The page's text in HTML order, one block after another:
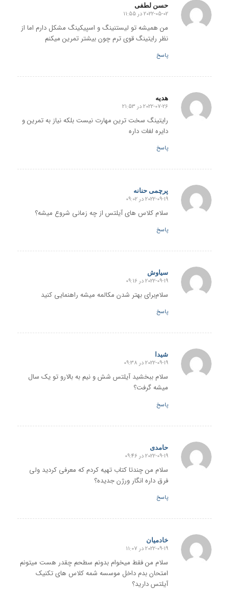
حسن لطفی
گفته:
2022-05-02 در 11:55
من همیشه تو لیستنینگ و اسپیکینگ مشکل دارم اما از
نظر رایتینگ قوی ترم چون بیشتر تمرین میکنم
پاسخ
هدیه
گفته:
2022-07-26 در 21:53
رایتینگ سخت ترین مهارت نیست بلکه نیاز به تمرین و
دایره لغات داره
پاسخ
پرچمی حنانه
گفته:
2022-09-19 در 09:02
سلام کلاس های آیلتس از چه زمانی شروع میشه؟
پاسخ
سیاوش
گفته:
2022-09-19 در 09:16
سلام‌برای بهتر شدن مکالمه میشه راهنمایی کنید
پاسخ
شیدا
گفته:
2022-09-19 در 09:38
سلام ببخشید آیلتس شش و نیم به بالارو تو یک سال
میشه گرفت؟
پاسخ
حامدی
گفته:
2022-09-19 در 09:46
سلام من چندتا کتاب تهیه کردم که معرفی کردید ولی
فرق داره انگار ورژن جدیده؟
پاسخ
خادمیان
گفته:
2022-09-19 در 11:07
سلام من فقط میخوام بدونم سطحم چقدر هست میتونم
امتحان بدم داخل موسسه شمه کلاس های تکنیک
آیلتس دارید؟